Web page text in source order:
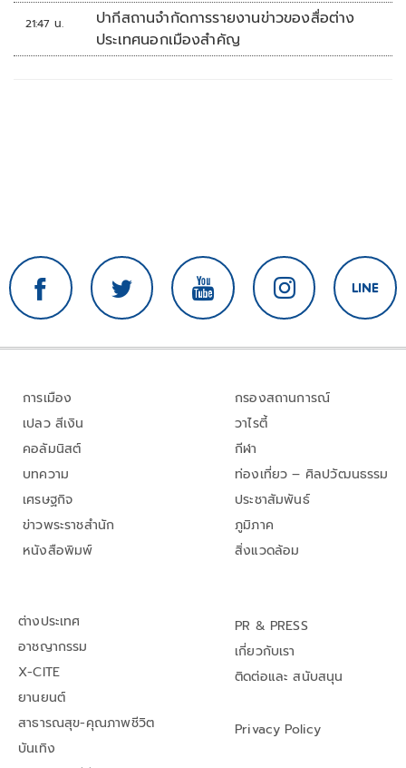
21:47 น.
ปากีสถานจำกัดการรายงานข่าวของสื่อต่าง
ประเทศนอกเมืองสำคัญ
การเมือง
เปลว สีเงิน
คอลัมนิสต์
บทความ
เศรษฐกิจ
ข่าวพระราชสำนัก
หนังสือพิมพ์
กรองสถานการณ์
วาไรตี้
กีฬา
ท่องเที่ยว – ศิลปวัฒนธรรม
ประชาสัมพันธ์
ภูมิภาค
สิ่งแวดล้อม
ต่างประเทศ
อาชญากรรม
X-CITE
ยานยนต์
สาธารณสุข-คุณภาพชีวิต
บันเทิง
PR & PRESS
เกี่ยวกับเรา
ติดต่อและ สนับสนุน
Privacy Policy